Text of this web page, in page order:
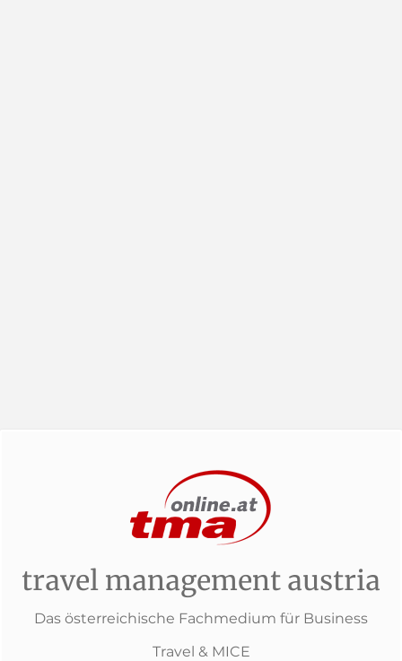
travel management austria
Das österreichische Fachmedium für Business
Travel & MICE